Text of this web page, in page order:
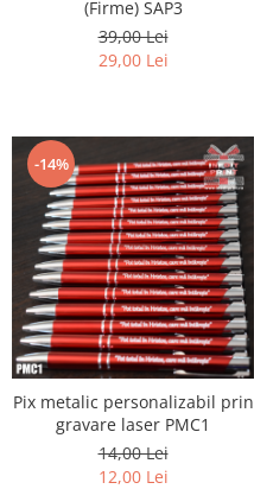
(Firme) SAP3
39,00 Lei
29,00 Lei
-14%
Pix metalic personalizabil prin
gravare laser PMC1
14,00 Lei
12,00 Lei